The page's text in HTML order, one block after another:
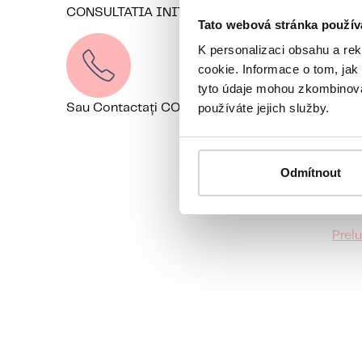
Tato webová stránka
K personalizaci obsahu a
cookie. Informace o tom,
tyto údaje mohou
používáte jejich služby.
Odmítnout
CONSULTATIA INIȚIALĂ GRATUITĂ
Sau Contactați COORDONATORUL NOSTRU